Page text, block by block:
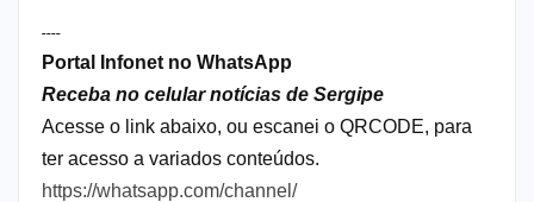
----
Portal Infonet no WhatsApp
Receba no celular notícias de Sergipe
Acesse o link abaixo, ou escanei o QRCODE, para
ter acesso a variados conteúdos.
https://whatsapp.com/channel/